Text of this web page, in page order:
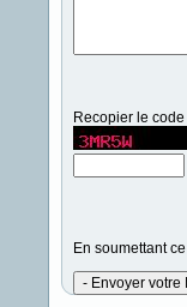
Recopier le
En soumettant